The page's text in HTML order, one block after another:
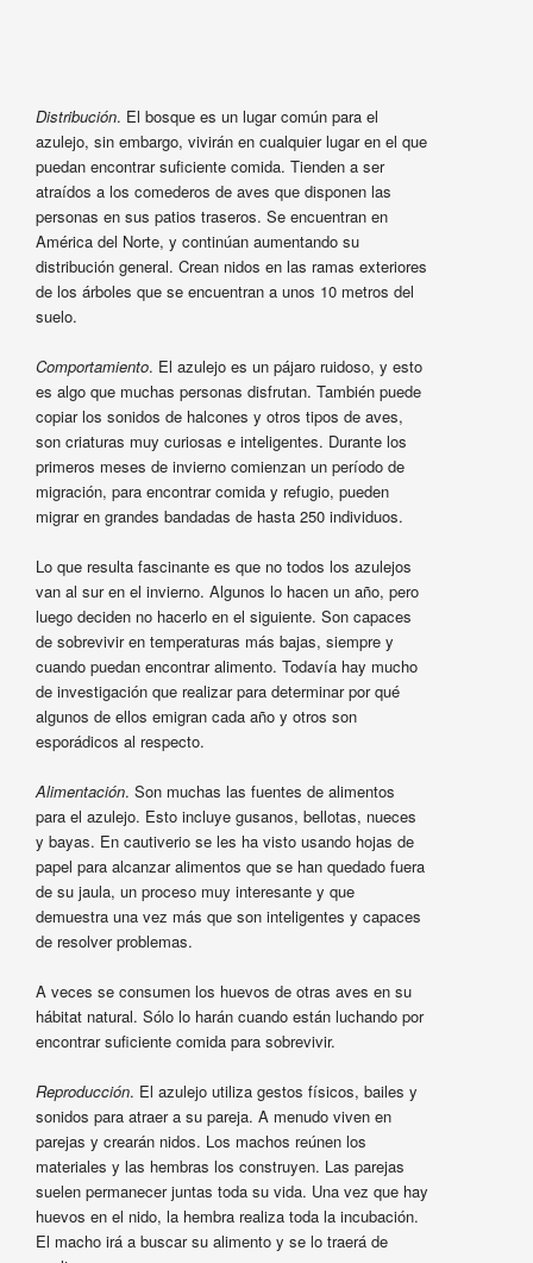
Distribución. El bosque es un lugar común para el
azulejo, sin embargo, vivirán en cualquier lugar en el que
puedan encontrar suficiente comida. Tienden a ser
atraídos a los comederos de aves que disponen las
personas en sus patios traseros. Se encuentran en
América del Norte, y continúan aumentando su
distribución general. Crean nidos en las ramas exteriores
de los árboles que se encuentran a unos 10 metros del
suelo.
Comportamiento. El azulejo es un pájaro ruidoso, y esto
es algo que muchas personas disfrutan. También puede
copiar los sonidos de halcones y otros tipos de aves,
son criaturas muy curiosas e inteligentes. Durante los
primeros meses de invierno comienzan un período de
migración, para encontrar comida y refugio, pueden
migrar en grandes bandadas de hasta 250 individuos.
Lo que resulta fascinante es que no todos los azulejos
van al sur en el invierno. Algunos lo hacen un año, pero
luego deciden no hacerlo en el siguiente. Son capaces
de sobrevivir en temperaturas más bajas, siempre y
cuando puedan encontrar alimento. Todavía hay mucho
de investigación que realizar para determinar por qué
algunos de ellos emigran cada año y otros son
esporádicos al respecto.
Alimentación. Son muchas las fuentes de alimentos
para el azulejo. Esto incluye gusanos, bellotas, nueces
y bayas. En cautiverio se les ha visto usando hojas de
papel para alcanzar alimentos que se han quedado fuera
de su jaula, un proceso muy interesante y que
demuestra una vez más que son inteligentes y capaces
de resolver problemas.
A veces se consumen los huevos de otras aves en su
hábitat natural. Sólo lo harán cuando están luchando por
encontrar suficiente comida para sobrevivir.
Reproducción. El azulejo utiliza gestos físicos, bailes y
sonidos para atraer a su pareja. A menudo viven en
parejas y crearán nidos. Los machos reúnen los
materiales y las hembras los construyen. Las parejas
suelen permanecer juntas toda su vida. Una vez que hay
huevos en el nido, la hembra realiza toda la incubación.
El macho irá a buscar su alimento y se lo traerá de